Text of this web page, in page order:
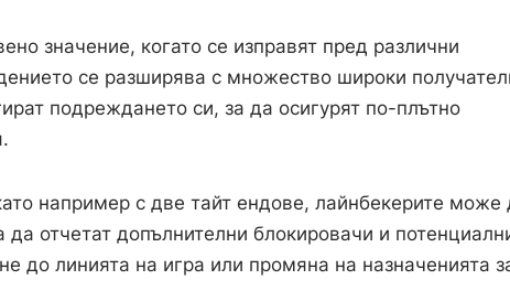
значение, когато се изправят пред различни
се разширява с множество широки
подреждането си, за да осигурят по-плътно
например с две тайт ендове, лайнбекерите може
отчетат допълнителни блокировачи и
до линията на игра или промяна на назначенията